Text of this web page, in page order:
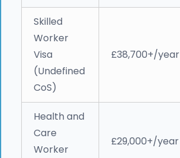
Skilled
Worker
Visa
(Undefined
CoS)
£38,700+/year
Health and
Care
Worker
£29,000+/year